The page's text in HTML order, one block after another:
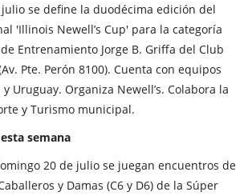
se define la duodécima edición del
'Illinois Newell’s Cup' para la categoría
Entrenamiento Jorge B. Griffa del Club
Pte. Perón 8100). Cuenta con equipos
Uruguay. Organiza Newell’s. Colabora la
y Turismo municipal.
semana
20 de julio se juegan encuentros de
y Damas (C6 y D6) de la Súper